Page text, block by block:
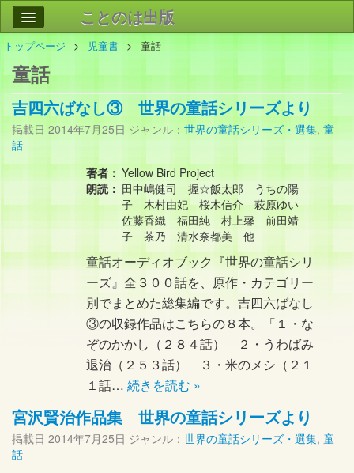
ことのは出版
作品
事業案内
お問い合わせ
トップページ 児童書 童話
童話
吉四六ばなし③ 世界の童話シリーズより
掲載日 2014年7月25日 ジャンル： 世界の童話シリーズ・選集, 童
話
著者： Yellow Bird Project
朗読： 田中嶋健司 握☆飯太郎 うちの陽
子 木村由妃 桜木信介 萩原ゆい
佐藤香織 福田純 村上馨 前田靖
子 茶乃 清水奈都美 他
童話オーディオブック『世界の童話シリ
ーズ』全３００話を、原作・カテゴリー
別でまとめた総集編です。吉四六ばなし
③の収録作品はこちらの８本。「１・な
ぞのかかし（２８４話） ２・うわばみ
退治（２５３話） ３・米のメシ（２１
１話… 続きを読む »
宮沢賢治作品集 世界の童話シリーズより
掲載日 2014年7月25日 ジャンル： 世界の童話シリーズ・選集, 童
話